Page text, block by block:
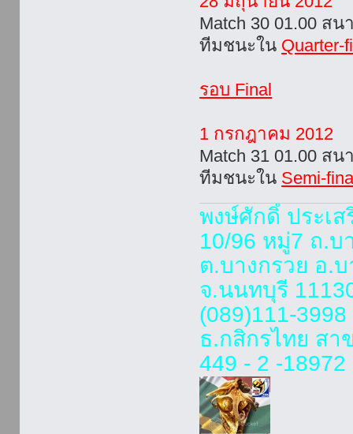
Match 30 01.00 ส
ทีมชนะใน Quarter-
รอบ Final
1 กรกฎาคม 2012
Match 31 01.00 ส
ทีมชนะใน Semi-
พงษ์ศักดิ์ ประเ
10/96 หมู่7 ถ.บ
ต.บางกรวย อ.บ
จ.นนทบุรี
(089)111-3998
ธ.กสิกรไทย สา
449 - 2 -18972